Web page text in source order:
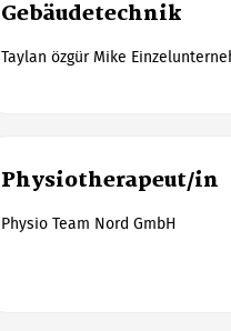
Gebäudetechnik
Taylan özgür Mike
Physiotherapeut/in
Physio Team Nord GmbH